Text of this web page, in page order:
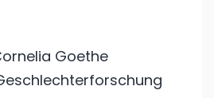
Goethe